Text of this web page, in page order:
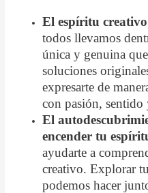
El espíritu creativo
todos llevamos
única y genuina
soluciones
expresarte de
con pasión,
El
encender tu
ayudarte a
creativo. Explorar
podemos hacer